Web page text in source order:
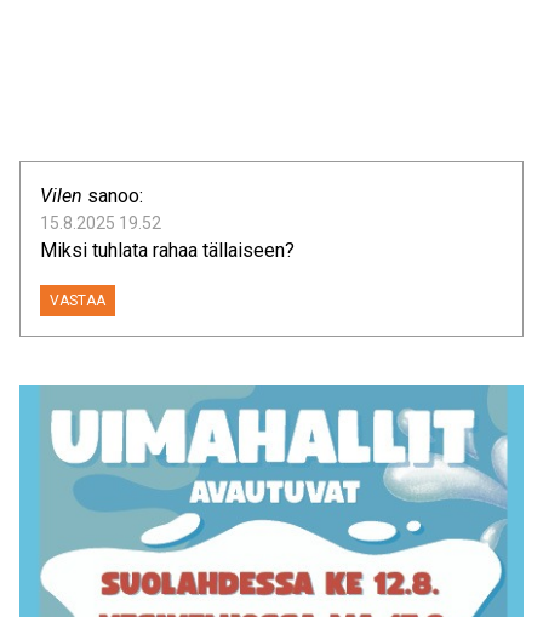
Vilen sanoo:
15.8.2025 19.52
Miksi tuhlata rahaa tällaiseen?
VASTAA